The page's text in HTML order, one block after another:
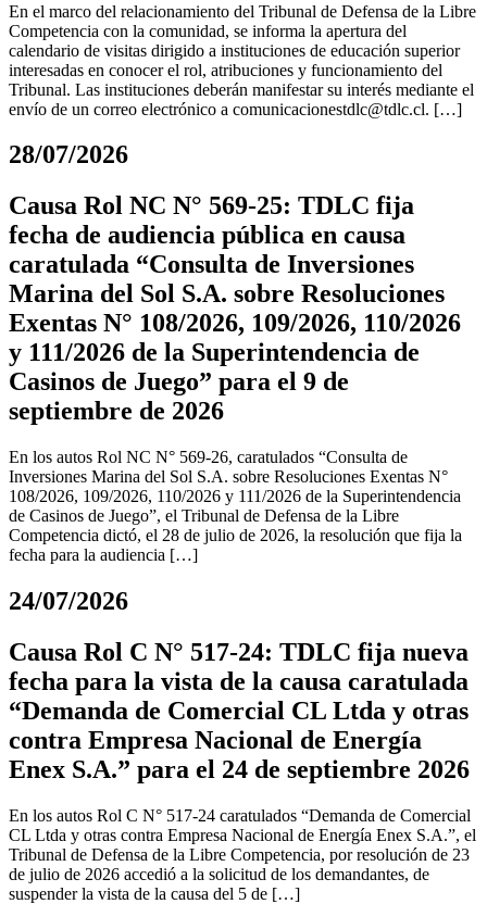
En el marco del relacionamiento del Tribunal de Defensa de la Libre
Competencia con la comunidad, se informa la apertura del
calendario de visitas dirigido a instituciones de educación superior
interesadas en conocer el rol, atribuciones y funcionamiento del
Tribunal. Las instituciones deberán manifestar su interés mediante el
envío de un correo electrónico a comunicacionestdlc@tdlc.cl. […]
28/07/2026
Causa Rol NC N° 569-25: TDLC fija
fecha de audiencia pública en causa
caratulada “Consulta de Inversiones
Marina del Sol S.A. sobre Resoluciones
Exentas N° 108/2026, 109/2026, 110/2026
y 111/2026 de la Superintendencia de
Casinos de Juego” para el 9 de
septiembre de 2026
En los autos Rol NC N° 569-26, caratulados “Consulta de
Inversiones Marina del Sol S.A. sobre Resoluciones Exentas N°
108/2026, 109/2026, 110/2026 y 111/2026 de la Superintendencia
de Casinos de Juego”, el Tribunal de Defensa de la Libre
Competencia dictó, el 28 de julio de 2026, la resolución que fija la
fecha para la audiencia […]
24/07/2026
Causa Rol C N° 517-24: TDLC fija nueva
fecha para la vista de la causa caratulada
“Demanda de Comercial CL Ltda y otras
contra Empresa Nacional de Energía
Enex S.A.” para el 24 de septiembre 2026
En los autos Rol C N° 517-24 caratulados “Demanda de Comercial
CL Ltda y otras contra Empresa Nacional de Energía Enex S.A.”, el
Tribunal de Defensa de la Libre Competencia, por resolución de 23
de julio de 2026 accedió a la solicitud de los demandantes, de
suspender la vista de la causa del 5 de […]